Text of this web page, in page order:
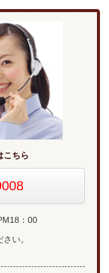
こちら
：00
い。